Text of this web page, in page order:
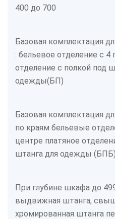
400 до 700
Базовая комплектация
: бельевое отделение с 4
отделение с полкой под
одежды(БП)
Базовая комплектация
по краям бельевые
центре платяное
штанга для одежды (БПБ)
При глубине шкафа до
выдвижная штанга,
хромированная штанга